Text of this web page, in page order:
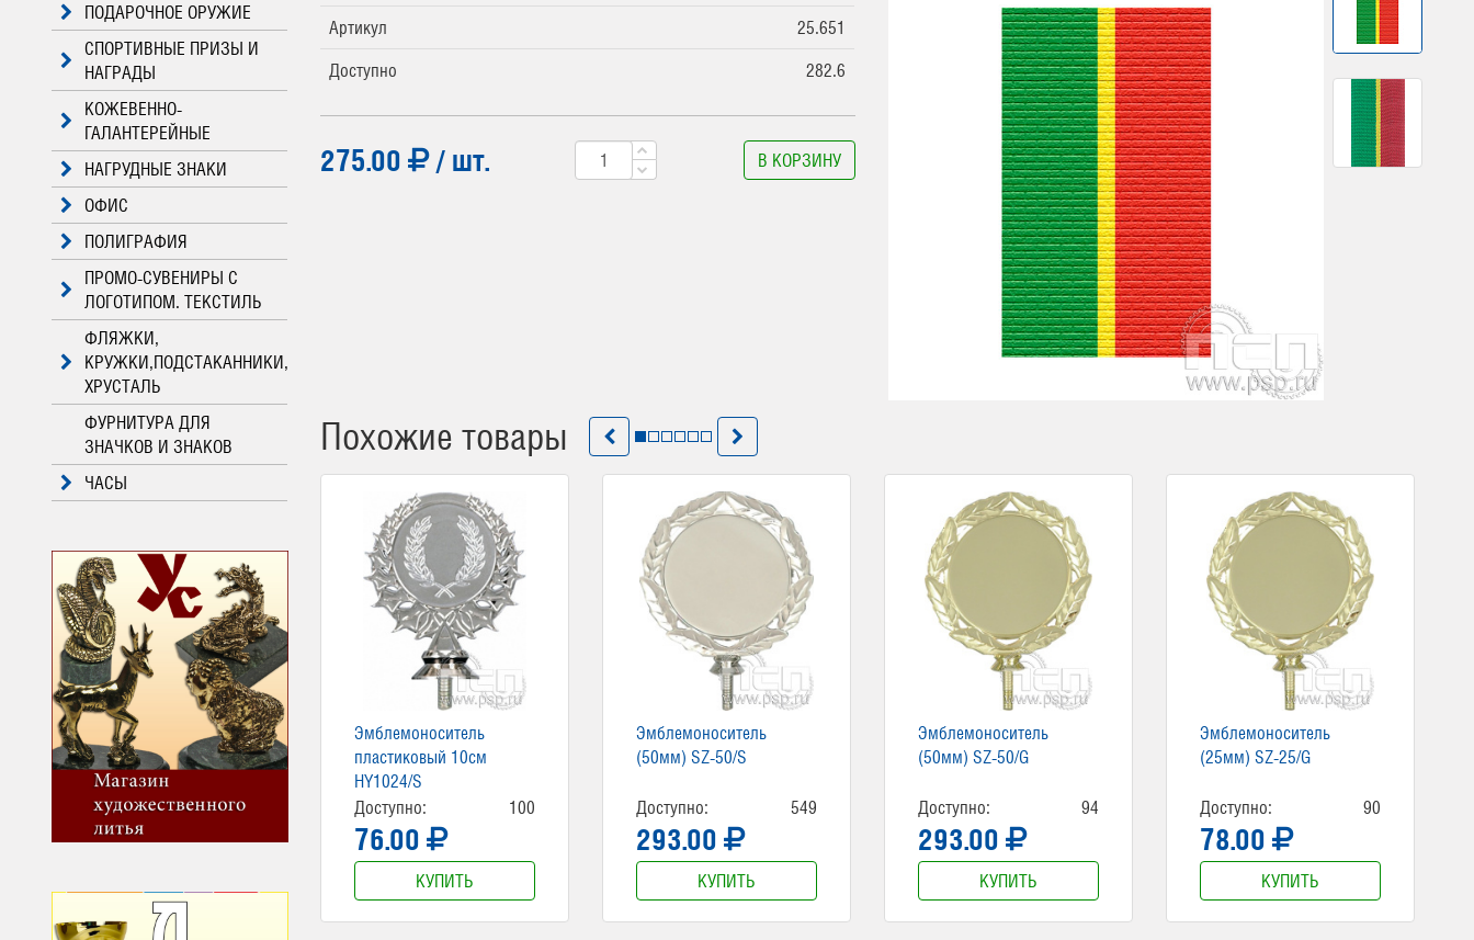
ПОДАРОЧНОЕ ОРУЖИЕ
СПОРТИВНЫЕ ПРИЗЫ И
НАГРАДЫ
КОЖЕВЕННО-
ГАЛАНТЕРЕЙНЫЕ
НАГРУДНЫЕ ЗНАКИ
ОФИС
ПОЛИГРАФИЯ
ПРОМО-СУВЕНИРЫ С
ЛОГОТИПОМ. ТЕКСТИЛЬ
ФЛЯЖКИ,
КРУЖКИ,ПОДСТАКАННИКИ,
ХРУСТАЛЬ
ФУРНИТУРА ДЛЯ
ЗНАЧКОВ И ЗНАКОВ
ЧАСЫ
Артикул
25.651
Доступно
282.6
275.00 / шт. В КОРЗИНУ
Похожие товары
Эмблемоноситель
пластиковый 10см
HY1024/S
Доступно:
100
76.00
КУПИТЬ
Эмблемоноситель
(50мм) SZ-50/S
Доступно: 549
293.00
КУПИТЬ
Эмблемоноситель
(50мм) SZ-50/G
Доступно: 94
293.00
КУПИТЬ
Эмблемоноситель
(25мм) SZ-25/G
Доступно: 90
78.00
КУПИТЬ